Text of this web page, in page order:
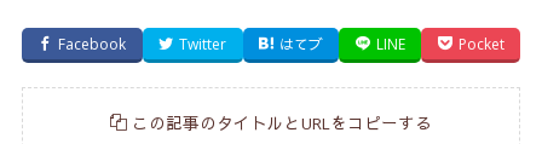
Facebook Twitter はてブ LINE Pocket
この記事のタイトルとURLをコピーする